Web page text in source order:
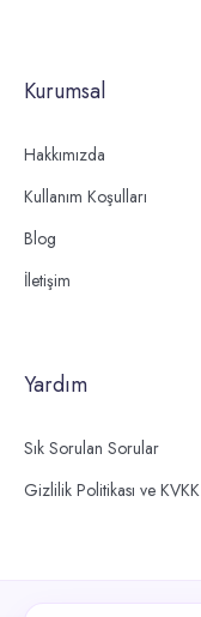
Kurumsal
Hakkımızda
Kullanım Koşulları
Blog
İletişim
Yardım
Sık Sorulan Sorular
Gizlilik Politikası ve